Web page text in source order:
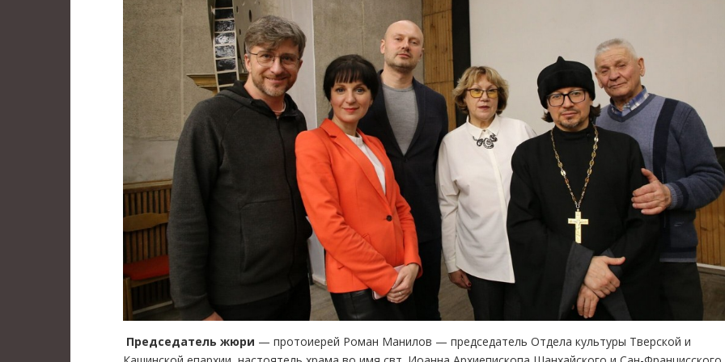
Председатель жюри — протоиерей Роман Манилов — председатель Отдела культуры Тверской и